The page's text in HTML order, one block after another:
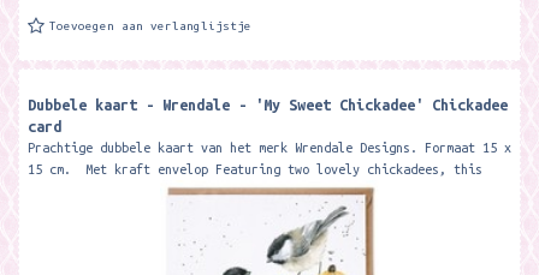
Toevoegen aan verlanglijstje
Dubbele kaart - Wrendale - 'My Sweet Chickadee' Chickadee
card
Prachtige dubbele kaart van het merk Wrendale Designs. Formaat 15 x
15 cm. Met kraft envelop Featuring two lovely chickadees, this